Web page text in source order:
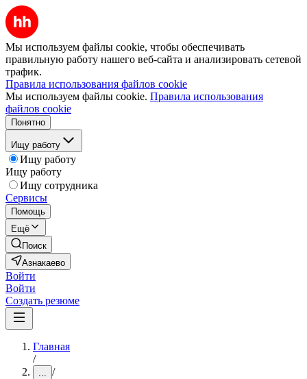
Мы используем файлы cookie, чтобы обеспечивать
правильную работу нашего веб-сайта и анализировать сетевой
трафик.
Правила использования файлов cookie
Мы используем файлы cookie. Правила использования
файлов cookie
Понятно
Ищу работу
Ищу работу
Ищу работу
Ищу сотрудника
Сервисы
Помощь
Ещё
Поиск
Азнакаево
Войти
Войти
Создать резюме
Главная
/
... /